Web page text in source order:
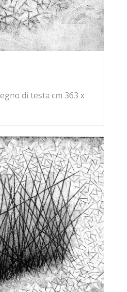
di testa cm 363 x